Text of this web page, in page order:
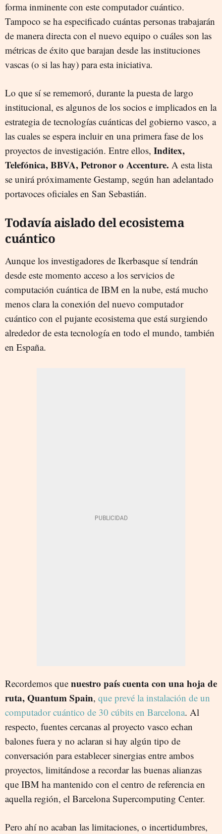
forma inminente con este computador cuántico.
Tampoco se ha especificado cuántas personas trabajarán
de manera directa con el nuevo equipo o cuáles son las
métricas de éxito que barajan desde las instituciones
vascas (o si las hay) para esta iniciativa.
Lo que sí se rememoró, durante la puesta de largo
institucional, es algunos de los socios e implicados en la
estrategia de tecnologías cuánticas del gobierno vasco, a
las cuales se espera incluir en una primera fase de los
proyectos de investigación. Entre ellos, Inditex,
Telefónica, BBVA, Petronor o Accenture. A esta lista
se unirá próximamente Gestamp, según han adelantado
portavoces oficiales en San Sebastián.
Todavía aislado del ecosistema
cuántico
Aunque los investigadores de Ikerbasque sí tendrán
desde este momento acceso a los servicios de
computación cuántica de IBM en la nube, está mucho
menos clara la conexión del nuevo computador
cuántico con el pujante ecosistema que está surgiendo
alrededor de esta tecnología en todo el mundo, también
en España.
Recordemos que nuestro país cuenta con una hoja de
ruta, Quantum Spain, que prevé la instalación de un
computador cuántico de 30 cúbits en Barcelona. Al
respecto, fuentes cercanas al proyecto vasco echan
balones fuera y no aclaran si hay algún tipo de
conversación para establecer sinergias entre ambos
proyectos, limitándose a recordar las buenas alianzas
que IBM ha mantenido con el centro de referencia en
aquella región, el Barcelona Supercomputing Center.
Pero ahí no acaban las limitaciones, o incertidumbres,